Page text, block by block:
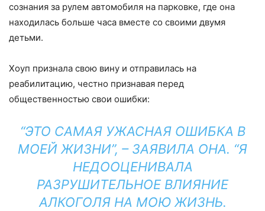
сознания за рулем автомобиля на парковке, где она
находилась больше часа вместе со своими двумя
детьми.
Хоуп признала свою вину и отправилась на
реабилитацию, честно признавая перед
общественностью свои ошибки:
“ЭТО САМАЯ УЖАСНАЯ ОШИБКА В
МОЕЙ ЖИЗНИ”, – ЗАЯВИЛА ОНА. “Я
НЕДООЦЕНИВАЛА
РАЗРУШИТЕЛЬНОЕ ВЛИЯНИЕ
АЛКОГОЛЯ НА МОЮ ЖИЗНЬ.